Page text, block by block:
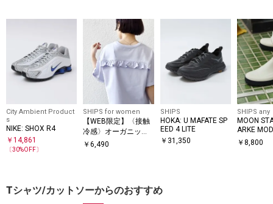
City Ambient Product
s
NIKE: SHOX R4
￥ 14,861
〔30%OFF〕
SHIPS for women
【WEB限定】〈接触
冷感〉オーガニック
コットン フリル TEE
￥6,490
SHIPS
HOKA: U MAFATE SP
EED 4 LITE
￥ 31,350
SHIPS any
MOON
ARKE
レインシ
￥8,800
Tシャツ/カットソーからのおすすめ